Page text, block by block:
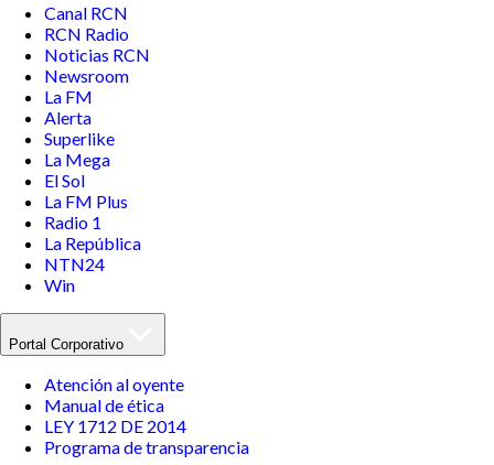
Canal RCN
RCN Radio
Noticias RCN
Newsroom
La FM
Alerta
Superlike
La Mega
El Sol
La FM Plus
Radio 1
La República
NTN24
Win
Portal Corporativo
Atención al oyente
Manual de ética
LEY 1712 DE 2014
Programa de transparencia